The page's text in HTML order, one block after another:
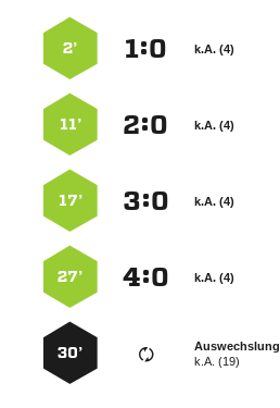
k.A. (4)
:
2’
k.A. (4)
:
11’
k.A. (4)
:
17’
k.A. (4)
:
27’
Auswechslung
k.A. (19)
30’